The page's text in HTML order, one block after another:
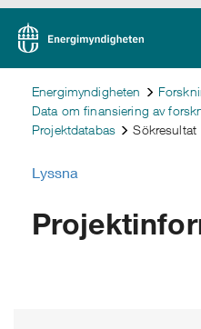
Energimyndigheten
Data om finansiering av
Projektdatabas
Sökresultat
Lyssna